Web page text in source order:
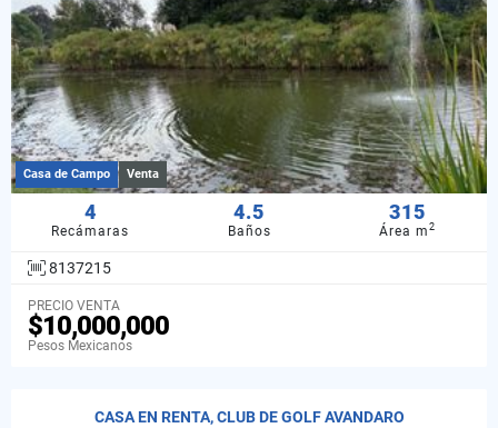
Casa de Campo Venta
4
Recámaras
4.5
Baños
315
Área m2
8137215
PRECIO VENTA
$10,000,000
Pesos Mexicanos
CASA EN RENTA, CLUB DE GOLF AVANDARO